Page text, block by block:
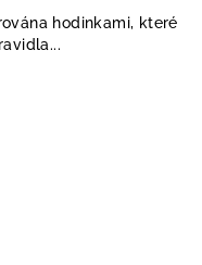
hodinkami, které